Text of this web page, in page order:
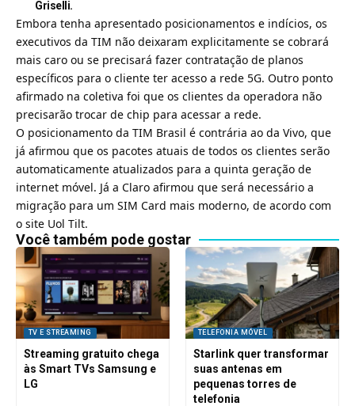
Griselli.
Embora tenha apresentado posicionamentos e indícios, os
executivos da TIM não deixaram explicitamente se cobrará
mais caro ou se precisará fazer contratação de planos
específicos para o cliente ter acesso a rede 5G. Outro ponto
afirmado na coletiva foi que os clientes da operadora não
precisarão trocar de chip para acessar a rede.
O posicionamento da TIM Brasil é contrária ao da Vivo, que
já afirmou que os pacotes atuais de todos os clientes serão
automaticamente atualizados para a quinta geração de
internet móvel. Já a Claro afirmou que será necessário a
migração para um SIM Card mais moderno, de acordo com
o site Uol Tilt.
Você também pode gostar
TV E STREAMING
Streaming gratuito chega
às Smart TVs Samsung e
LG
TELEFONIA MÓVEL
Starlink quer transformar
suas antenas em
pequenas torres de
telefonia